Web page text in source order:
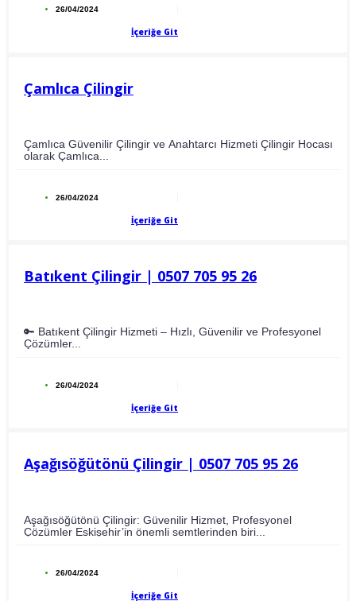
26/04/2024
İçeriğe Git
Çamlıca Çilingir
Çamlıca Güvenilir Çilingir ve Anahtarcı Hizmeti Çilingir Hocası
olarak Çamlıca...
26/04/2024
İçeriğe Git
Batıkent Çilingir | 0507 705 95 26
🔑 Batıkent Çilingir Hizmeti – Hızlı, Güvenilir ve Profesyonel
Çözümler...
26/04/2024
İçeriğe Git
Aşağısöğütönü Çilingir | 0507 705 95 26
Aşağısöğütönü Çilingir: Güvenilir Hizmet, Profesyonel
Çözümler Eskişehir’in önemli semtlerinden biri...
26/04/2024
İçeriğe Git